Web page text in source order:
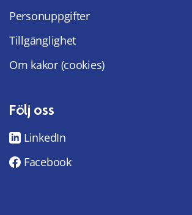
Personuppgifter
Tillgänglighet
Om kakor (cookies)
Följ oss
LinkedIn
Facebook